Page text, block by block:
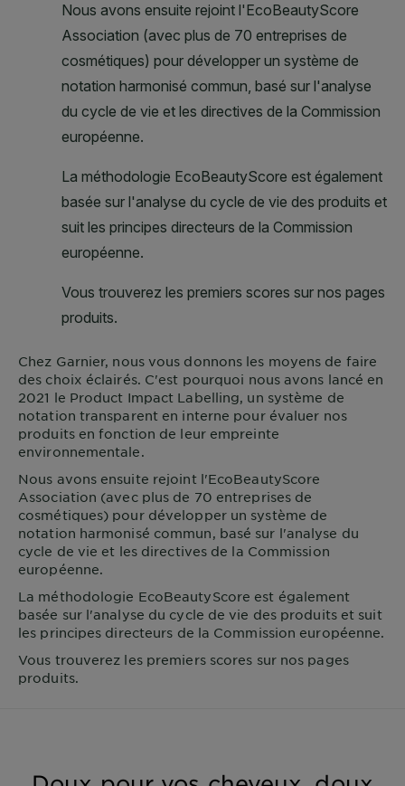
Chez Garnier, nous vous donnons les moyens de faire
des choix éclairés. C'est pourquoi nous avons lancé en
2021 le Product Impact Labelling, un système de
notation transparent en interne pour évaluer nos
produits en fonction de leur empreinte
environnementale.
Nous avons ensuite rejoint l'EcoBeautyScore
Association (avec plus de 70 entreprises de
cosmétiques) pour développer un système de
notation harmonisé commun, basé sur l'analyse du
cycle de vie et les directives de la Commission
européenne.
La méthodologie EcoBeautyScore est également
basée sur l'analyse du cycle de vie des produits et suit
les principes directeurs de la Commission européenne.
Vous trouverez les premiers scores sur nos pages
produits.